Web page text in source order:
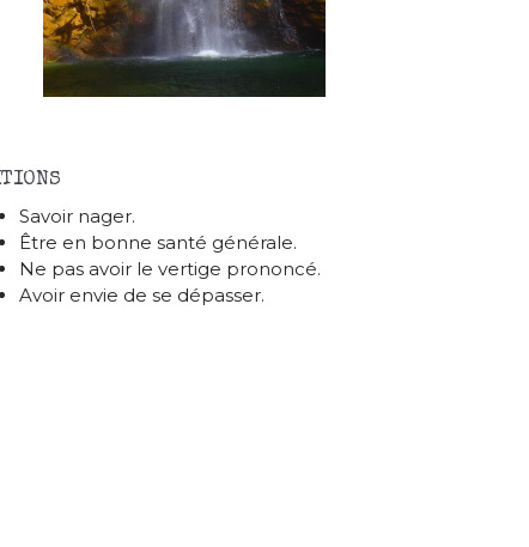
Savoir nager.
Être en bonne santé générale.
Ne pas avoir le vertige prononcé.
Avoir envie de se dépasser.